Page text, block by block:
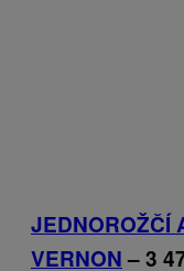
JEDNOROŽČÍ
VERNON – 3